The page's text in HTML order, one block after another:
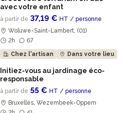
avec votre enfant
à partir de 37,19 €HT / personne
Woluwe-Saint-Lambert, (01)
2h
67
Chez l'artisan
Dans votre lieu
Initiez-vous au jardinage éco-
responsable
à partir de 55 €HT / personne
Bruxelles, Wezembeek-Oppem